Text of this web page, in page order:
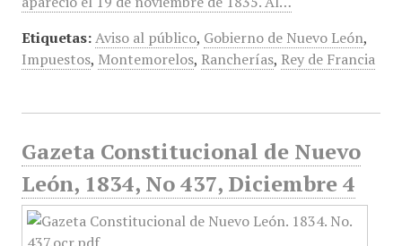
Etiquetas: Aviso al público, Gobierno de Nuevo León,
Impuestos, Montemorelos, Rancherías, Rey de Francia
Gazeta Constitucional de Nuevo
León, 1834, No 437, Diciembre 4